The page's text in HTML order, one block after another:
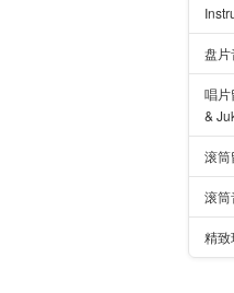
盘
唱
&
滚
滚
精致